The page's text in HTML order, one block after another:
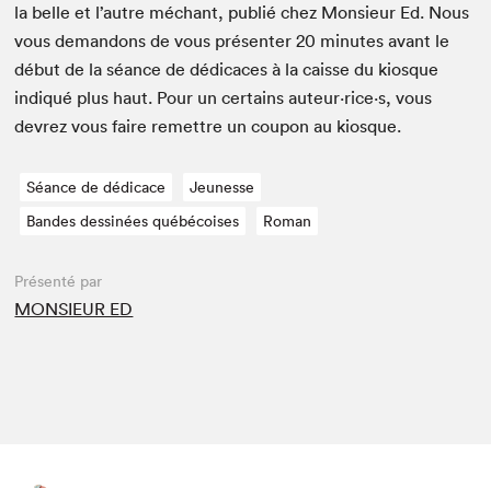
la belle et l’autre méchant, pub­lié chez Mon­sieur Ed. Nous
vous deman­dons de vous présen­ter20 min­utes avant le
début de la séance de dédi­caces à la caisse du kiosque
indiqué plus haut. Pour un cer­tains auteur·rice·s, vous
devrez vous faire remet­tre un coupon au kiosque.
Séance de dédicace
Jeunesse
Bandes dessinées québécoises
Roman
Présenté par
MONSIEUR ED